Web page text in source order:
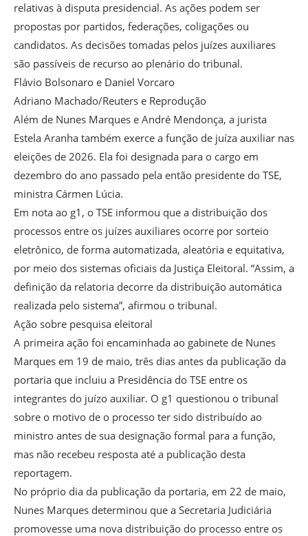
relativas à disputa presidencial. As ações podem ser
propostas por partidos, federações, coligações ou
candidatos. As decisões tomadas pelos juízes auxiliares
são passíveis de recurso ao plenário do tribunal.
Flávio Bolsonaro e Daniel Vorcaro
Adriano Machado/Reuters e Reprodução
Além de Nunes Marques e André Mendonça, a jurista
Estela Aranha também exerce a função de juíza auxiliar nas
eleições de 2026. Ela foi designada para o cargo em
dezembro do ano passado pela então presidente do TSE,
ministra Cármen Lúcia.
Em nota ao g1, o TSE informou que a distribuição dos
processos entre os juízes auxiliares ocorre por sorteio
eletrônico, de forma automatizada, aleatória e equitativa,
por meio dos sistemas oficiais da Justiça Eleitoral. “Assim, a
definição da relatoria decorre da distribuição automática
realizada pelo sistema”, afirmou o tribunal.
Ação sobre pesquisa eleitoral
A primeira ação foi encaminhada ao gabinete de Nunes
Marques em 19 de maio, três dias antes da publicação da
portaria que incluiu a Presidência do TSE entre os
integrantes do juízo auxiliar. O g1 questionou o tribunal
sobre o motivo de o processo ter sido distribuído ao
ministro antes de sua designação formal para a função,
mas não recebeu resposta até a publicação desta
reportagem.
No próprio dia da publicação da portaria, em 22 de maio,
Nunes Marques determinou que a Secretaria Judiciária
promovesse uma nova distribuição do processo entre os